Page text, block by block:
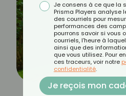
Je consens à ce que la
Prisma Players analyse
des courriels pour
performances des
pourrons savoir si vous
courriels, l'heure à
ainsi que des
que vous utilisez. Pour
ces traceurs, voir notre
confidentialité.
Je reçois mon